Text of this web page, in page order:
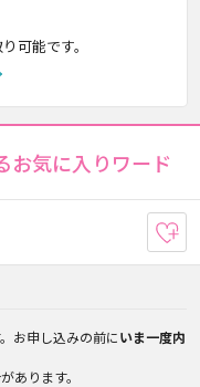
可能です。
お気に入りワード
お申し込みの前にいま一度内
あります。